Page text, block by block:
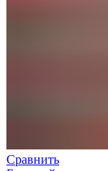
Сравнить